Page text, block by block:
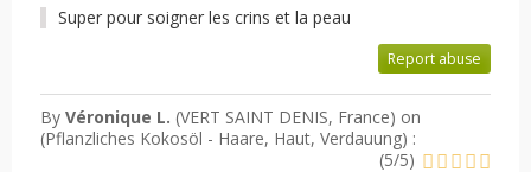
Super pour soigner les crins et la peau
Report abuse
By Véronique L. (VERT SAINT DENIS, France) on
(Pflanzliches Kokosöl - Haare, Haut, Verdauung) :
(5/5)